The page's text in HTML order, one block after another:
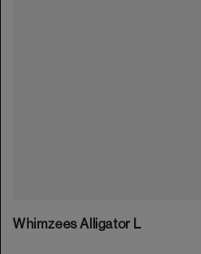
Whimzees Alligator L